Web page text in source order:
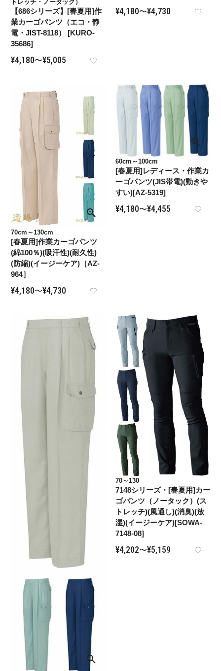
トレッチ・ノータック）
【686シリーズ】[春夏用]作
業カーゴパンツ（エコ・静
電・JIST-8118） [KURO-
35686]
¥4,180〜¥5,005
¥4,180〜¥4,730
70cm～130cm
[春夏用]作業カーゴパンツ
(綿100％)(吸汗性)(耐久性)
(防縮)(イージーケア)［AZ-
964］
¥4,180〜¥4,730
60cm～100cm
[春夏用]レディース・作業カ
ーゴパンツ(JIS帯電)(動きや
すい)[AZ-5319]
¥4,180〜¥4,455
70～130
7148シリーズ・[春夏用]カー
ゴパンツ（ノータック）(ス
トレッチ)(風通し)(消臭)(放
湿)(イージーケア)[SOWA-
7148-08]
¥4,202〜¥5,159